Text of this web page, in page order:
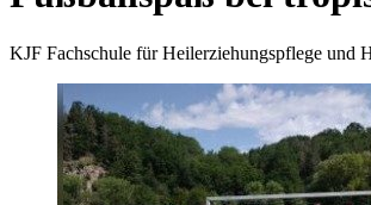
KJF Fachschule für Heilerziehungspflege und